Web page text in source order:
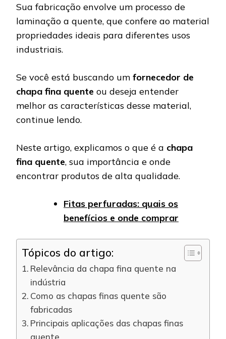
Sua fabricação envolve um processo de
laminação a quente, que confere ao material
propriedades ideais para diferentes usos
industriais.
Se você está buscando um fornecedor de
chapa fina quente ou deseja entender
melhor as características desse material,
continue lendo.
Neste artigo, explicamos o que é a chapa
fina quente, sua importância e onde
encontrar produtos de alta qualidade.
Fitas perfuradas: quais os
benefícios e onde comprar
Tópicos do artigo:
Relevância da chapa fina quente na
indústria
Como as chapas finas quente são
fabricadas
Principais aplicações das chapas finas
quente